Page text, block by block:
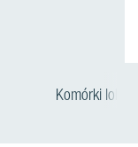
Komórki